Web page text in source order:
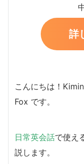
詳
こんにちは！
Fox です。
日常英会話で使え
説します。